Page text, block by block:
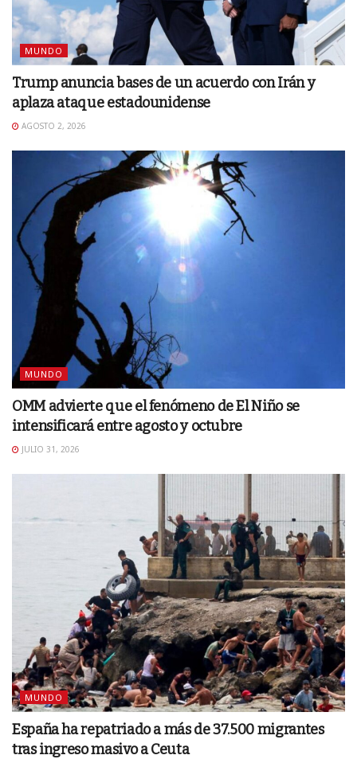
MUNDO
Trump anuncia bases de un acuerdo con Irán y
aplaza ataque estadounidense
AGOSTO 2, 2026
MUNDO
OMM advierte que el fenómeno de El Niño se
intensificará entre agosto y octubre
JULIO 31, 2026
MUNDO
España ha repatriado a más de 37.500 migrantes
tras ingreso masivo a Ceuta